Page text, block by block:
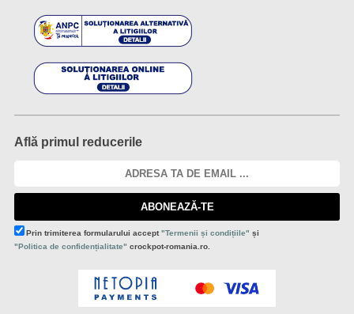
Află primul reducerile
ABONEAZĂ-TE
Prin trimiterea formularului accept"Termenii și condițiile" și
"Politica de confidențialitate" crockpot-romania.ro.